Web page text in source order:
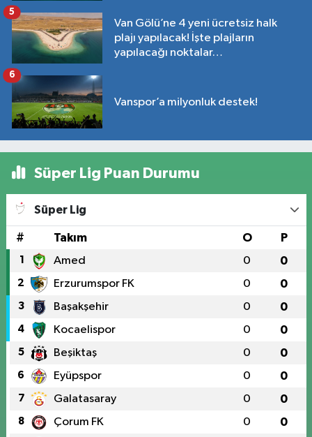
Van Gölü’ne 4 yeni ücretsiz halk
plajı yapılacak! İşte plajların
yapılacağı noktalar…
5
Vanspor’a milyonluk destek!
6
Süper Lig Puan Durumu
Süper Lig
# Takım O P
1 Amed 0 0
2 Erzurumspor FK 0 0
3 Başakşehir 0 0
4 Kocaelispor 0 0
5 Beşiktaş 0 0
6 Eyüpspor 0 0
7 Galatasaray 0 0
8 Çorum FK 0 0